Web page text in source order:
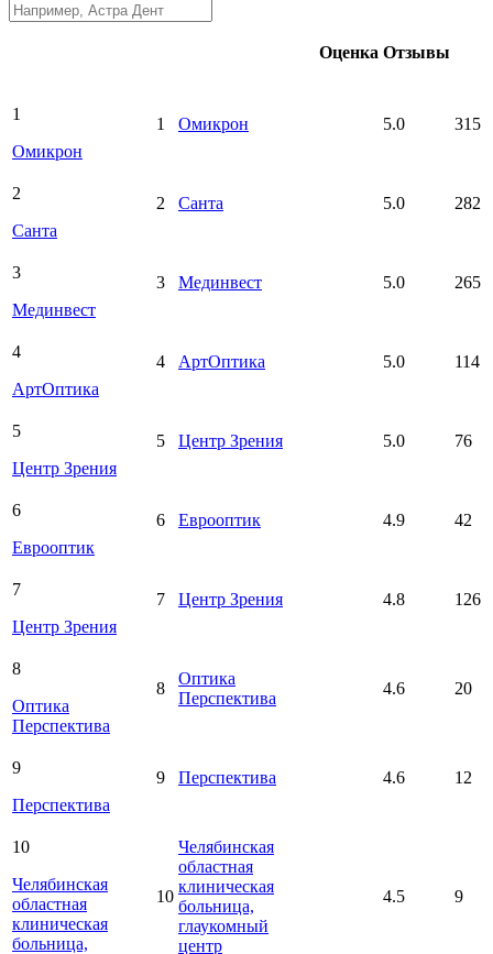
Оценка Отзывы
1
Омикрон
1 Омикрон 5.0 315
2
Санта
2 Санта 5.0 282
3
Мединвест
3 Мединвест 5.0 265
4
АртОптика
4 АртОптика 5.0 114
5
Центр Зрения
5 Центр Зрения 5.0 76
6
Еврооптик
6 Еврооптик 4.9 42
7
Центр Зрения
7 Центр Зрения 4.8 126
8
Оптика
Перспектива
8
Оптика
Перспектива
4.6 20
9
Перспектива
9 Перспектива 4.6 12
10
Челябинская
областная
клиническая
больница,
10
Челябинская
областная
клиническая
больница,
глаукомный
центр
4.5 9